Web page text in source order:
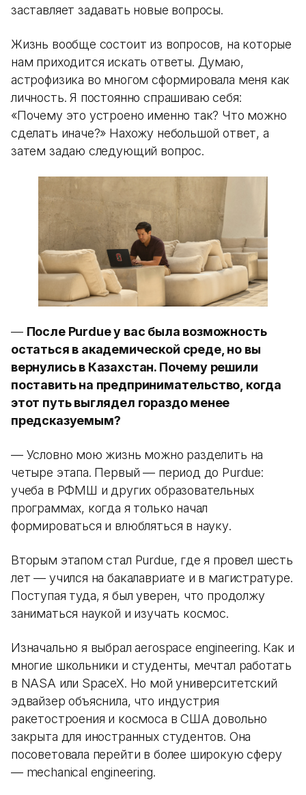
заставляет задавать новые вопросы.
Жизнь вообще состоит из вопросов, на которые
нам приходится искать ответы. Думаю,
астрофизика во многом сформировала меня как
личность. Я постоянно спрашиваю себя:
«Почему это устроено именно так? Что можно
сделать иначе?» Нахожу небольшой ответ, а
затем задаю следующий вопрос.
— После Purdue у вас была возможность
остаться в академической среде, но вы
вернулись в Казахстан. Почему решили
поставить на предпринимательство, когда
этот путь выглядел гораздо менее
предсказуемым?
— Условно мою жизнь можно разделить на
четыре этапа. Первый — период до Purdue:
учеба в РФМШ и других образовательных
программах, когда я только начал
формироваться и влюбляться в науку.
Вторым этапом стал Purdue, где я провел шесть
лет — учился на бакалавриате и в магистратуре.
Поступая туда, я был уверен, что продолжу
заниматься наукой и изучать космос.
Изначально я выбрал aerospace engineering. Как и
многие школьники и студенты, мечтал работать
в NASA или SpaceX. Но мой университетский
эдвайзер объяснила, что индустрия
ракетостроения и космоса в США довольно
закрыта для иностранных студентов. Она
посоветовала перейти в более широкую сферу
— mechanical engineering.